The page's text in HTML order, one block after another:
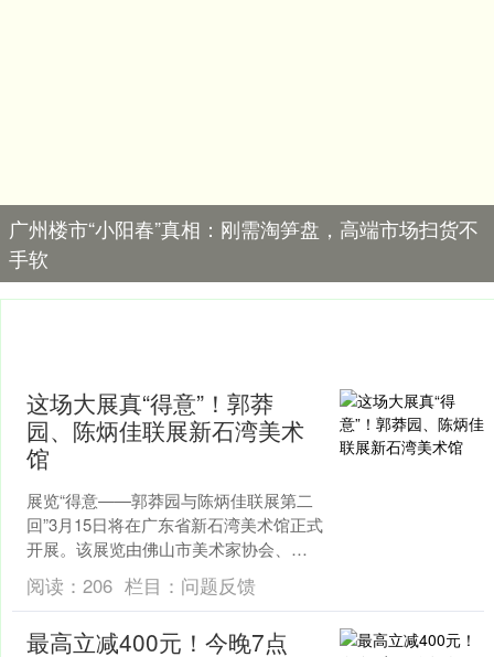
广州楼市“小阳春”真相：刚需淘笋盘，高端市场扫货不
手软
这场大展真“得意”！郭莽
园、陈炳佳联展新石湾美术
馆
展览“得意——郭莽园与陈炳佳联展第二
回”3月15日将在广东省新石湾美术馆正式
开展。该展览由佛山市美术家协会、广
东省新石湾美术馆主办。郭莽园与陈炳
佳的联展以“得意....
阅读： 206 栏目： 问题反馈
最高立减400元！今晚7点